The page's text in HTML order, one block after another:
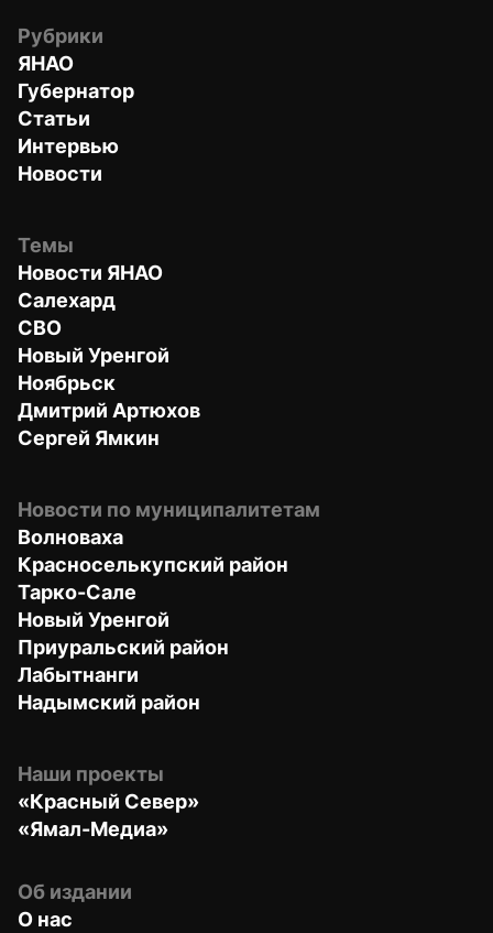
Рубрики
ЯНАО
Губернатор
Статьи
Интервью
Новости
Темы
Новости ЯНАО
Салехард
СВО
Новый Уренгой
Ноябрьск
Дмитрий Артюхов
Сергей Ямкин
Новости по муниципалитетам
Волноваха
Красноселькупский район
Тарко-Сале
Новый Уренгой
Приуральский район
Лабытнанги
Надымский район
Наши проекты
«Красный Север»
«Ямал-Медиа»
Об издании
О нас